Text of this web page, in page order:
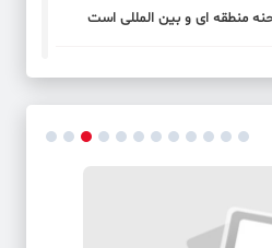
منطقه ای و بین المللی است
جهان بی‌تفاوت باشد